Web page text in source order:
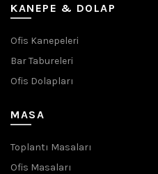
KANEPE & DOLAP
Ofis Kanepeleri
Bar Tabureleri
Ofis Dolapları
MASA
Toplantı Masaları
Ofis Masaları